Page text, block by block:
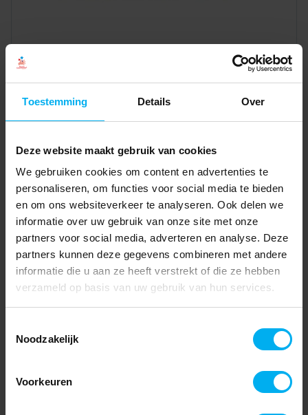
Toestemming Details Over
Deze website maakt gebruik van cookies
We gebruiken cookies om content en advertenties te
personaliseren, om functies voor social media te bieden
en om ons websiteverkeer te analyseren. Ook delen we
informatie over uw gebruik van onze site met onze
partners voor social media, adverteren en analyse. Deze
partners kunnen deze gegevens combineren met andere
informatie die u aan ze heeft verstrekt of die ze hebben
verzameld op basis van uw gebruik van hun services.
Noodzakelijk
Voorkeuren